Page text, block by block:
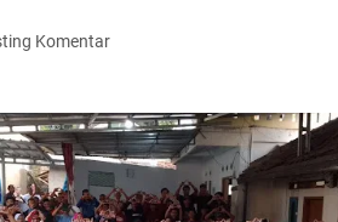
Komentar